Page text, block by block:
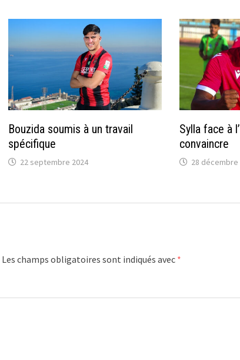
Bouzida soumis à un travail
spécifique
22 septembre 2024
Sylla face à
convaincre
28 décembre
Les champs obligatoires sont indiqués avec *